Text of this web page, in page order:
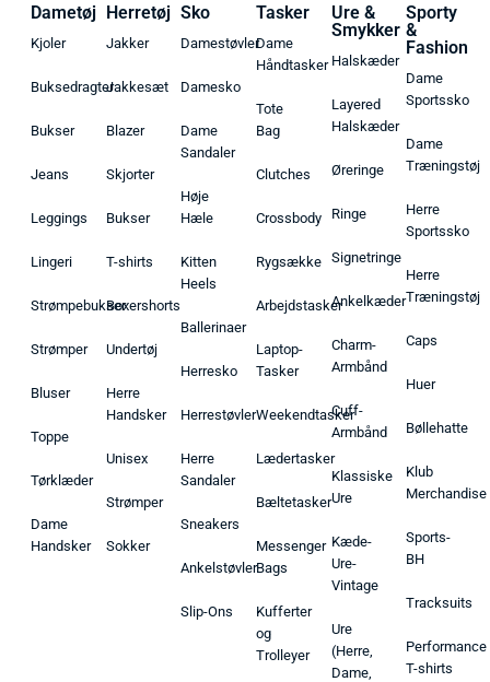
Dametøj
Kjoler
Buksedragter
Bukser
Jeans
Leggings
Lingeri
Strømpebukser
Strømper
Bluser
Toppe
Tørklæder
Dame
Handsker
Herretøj
Jakker
Jakkesæt
Blazer
Skjorter
Bukser
T-shirts
Boxershorts
Undertøj
Herre
Handsker
Unisex
Strømper
Sokker
Sko
Damestøvler
Damesko
Dame
Sandaler
Høje
Hæle
Kitten
Heels
Ballerinaer
Herresko
Herrestøvler
Herre
Sandaler
Sneakers
Ankelstøvler
Slip-Ons
Tasker
Dame
Håndtasker
Tote
Bag
Clutches
Crossbody
Rygsække
Arbejdstasker
Laptop-
Tasker
Weekendtasker
Lædertasker
Bæltetasker
Messenger
Bags
Kufferter
og
Trolleyer
Ure &
Smykker
Halskæder
Layered
Halskæder
Øreringe
Ringe
Signetringe
Ankelkæder
Charm-
Armbånd
Cuff-
Armbånd
Klassiske
Ure
Kæde-
Ure-
Vintage
Ure
(Herre,
Dame,
Sporty
&
Fashion
Dame
Sportssko
Dame
Træningstøj
Herre
Sportssko
Herre
Træningstøj
Caps
Huer
Bøllehatte
Klub
Merchandise
Sports-
BH
Tracksuits
Performance
T-shirts